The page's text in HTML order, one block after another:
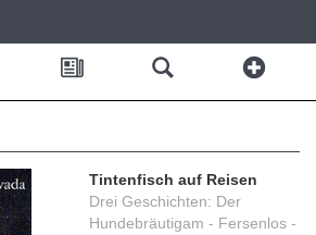
Tintenfisch auf Reisen
Drei Geschichten: Der
Hundebräutigam - Fersenlos -